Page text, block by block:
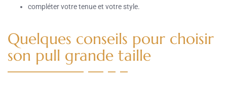
compléter votre tenue et votre style.
Quelques conseils pour choisir
son pull grande taille